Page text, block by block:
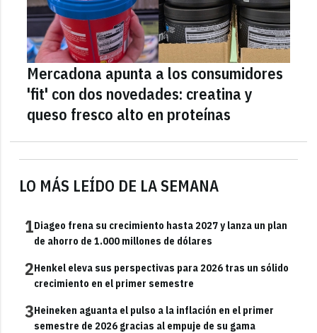
LO MÁS LEÍDO DE LA SEMANA
1Diageo frena su crecimiento hasta 2027 y lanza un plan
de ahorro de 1.000 millones de dólares
2Henkel eleva sus perspectivas para 2026 tras un sólido
crecimiento en el primer semestre
3Heineken aguanta el pulso a la inflación en el primer
semestre de 2026 gracias al empuje de su gama
Mercadona apunta a los consumidores
'fit' con dos novedades: creatina y
queso fresco alto en proteínas